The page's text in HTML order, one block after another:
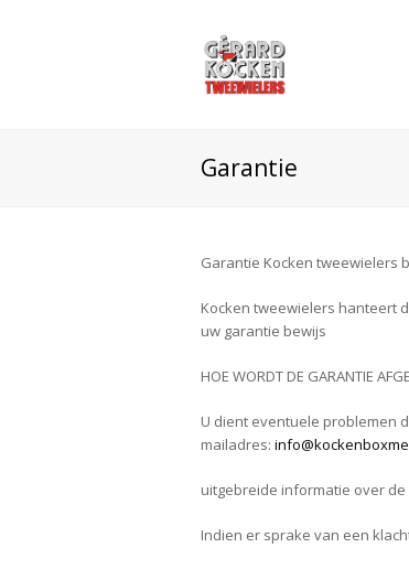
Garantie
Garantie Kocken tweewielers
Kocken tweewielers hanteert
uw garantie bewijs
HOE WORDT DE GARANTIE
U dient eventuele problemen
mailadres:
uitgebreide informatie over
Indien er sprake van een